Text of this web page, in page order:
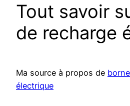
Tout savoir
de recharge
Ma source à propos de
électrique